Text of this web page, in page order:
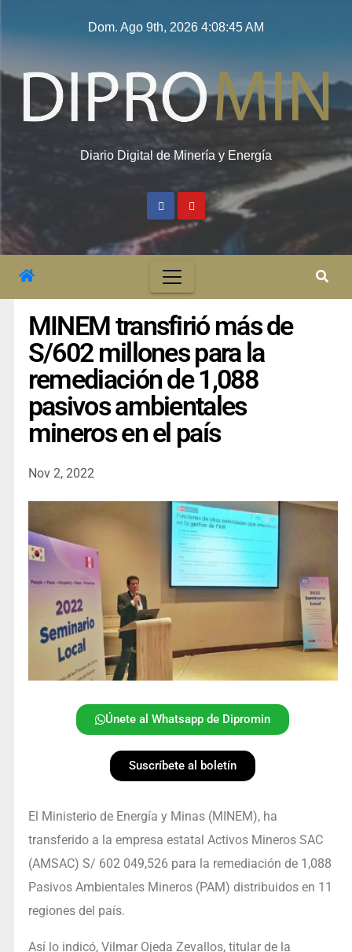
Dom. Ago 9th, 2026 4:08:46 AM
Diario Digital de Minería y Energía
MINEM transfirió más de
S/602 millones para la
remediación de 1,088
pasivos ambientales
mineros en el país
Nov 2, 2022
Únete al Whatsapp de Dipromin
Suscríbete al boletín
El Ministerio de Energía y Minas (MINEM), ha
transferido a la empresa estatal Activos Mineros SAC
(AMSAC) S/ 602 049,526 para la remediación de 1,088
Pasivos Ambientales Mineros (PAM) distribuidos en 11
regiones del país.
Así lo indicó, Vilmar Ojeda Zevallos, titular de la